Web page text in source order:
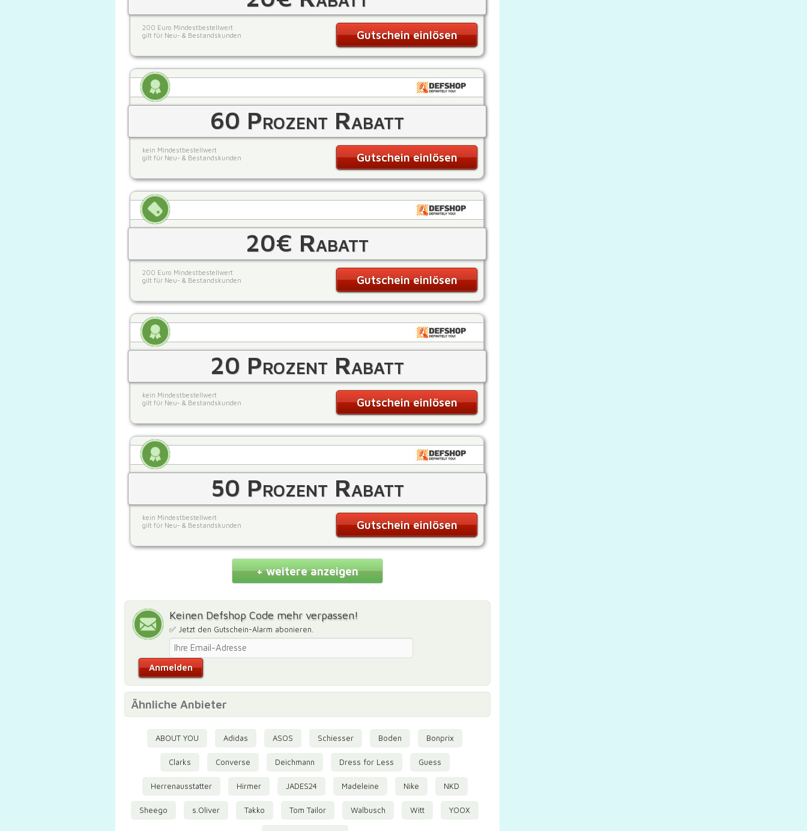
200 Euro Mindestbestellwert
gilt für Neu- & Bestandskunden
Gutschein einlösen
60 Prozent Rabatt
kein Mindestbestellwert
gilt für Neu- & Bestandskunden
Gutschein einlösen
20€ Rabatt
200 Euro Mindestbestellwert
gilt für Neu- & Bestandskunden
Gutschein einlösen
20 Prozent Rabatt
kein Mindestbestellwert
gilt für Neu- & Bestandskunden
Gutschein einlösen
50 Prozent Rabatt
kein Mindestbestellwert
gilt für Neu- & Bestandskunden
Gutschein einlösen
+ weitere anzeigen
Keinen Defshop Code mehr verpassen!
✅ Jetzt den Gutschein-Alarm abonieren.
Ähnliche Anbieter
ABOUT YOU Adidas ASOS Schiesser Boden Bonprix
Clarks Converse Deichmann Dress for Less Guess
Herrenausstatter Hirmer JADES24 Madeleine Nike NKD
Sheego s.Oliver Takko Tom Tailor Walbusch Witt YOOX